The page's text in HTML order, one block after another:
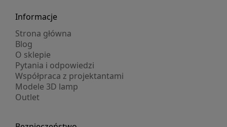
Informacje
Strona główna
Blog
O sklepie
Pytania i odpowiedzi
Współpraca z projektantami
Modele 3D lamp
Outlet